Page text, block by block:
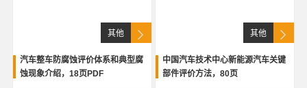
其他
汽车整车防腐蚀评价体系和典型腐
蚀现象介绍，18页PDF
其他
中国汽车技术中心新能源汽车关键
部件评价方法，80页